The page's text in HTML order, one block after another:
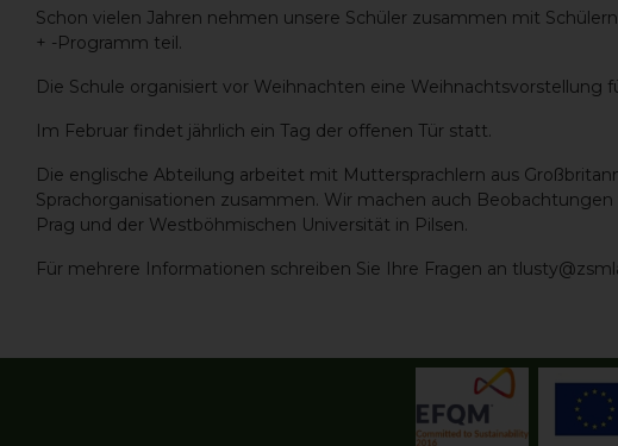
Schon vielen Jahren nehmen unsere Schüler zusammen mit
+ -Programm teil.
Die Schule organisiert vor Weihnachten eine Weihnachtsvorstellung
Im Februar findet jährlich ein Tag der offenen Tür statt.
Die englische Abteilung arbeitet mit Muttersprachlern aus
Sprachorganisationen zusammen. Wir machen auch
Prag und der Westböhmischen Universität in Pilsen.
Für mehrere Informationen schreiben Sie Ihre Fragen an